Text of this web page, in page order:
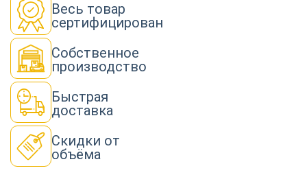
Весь товар
сертифицирован
Собственное
производство
Быстрая
доставка
Скидки от
объёма